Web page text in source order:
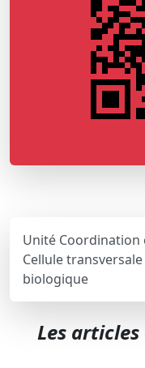
Unité Coordination
Cellule
biologique
Les articles